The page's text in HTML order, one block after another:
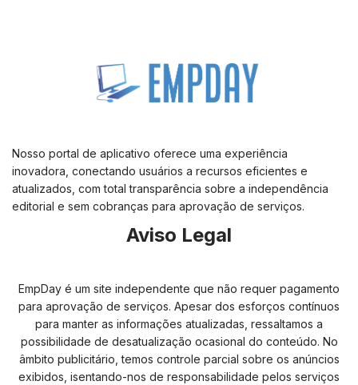
Nosso portal de aplicativo oferece uma experiência
inovadora, conectando usuários a recursos eficientes e
atualizados, com total transparência sobre a independência
editorial e sem cobranças para aprovação de serviços.
Aviso Legal
EmpDay é um site independente que não requer pagamento
para aprovação de serviços. Apesar dos esforços contínuos
para manter as informações atualizadas, ressaltamos a
possibilidade de desatualização ocasional do conteúdo. No
âmbito publicitário, temos controle parcial sobre os anúncios
exibidos, isentando-nos de responsabilidade pelos serviços